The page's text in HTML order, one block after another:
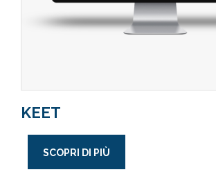
KEET
SCOPRI DI PIÙ